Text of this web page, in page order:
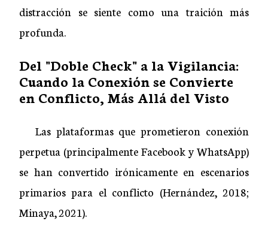
distracción se siente como una traición más
profunda.
Del "Doble Check" a la Vigilancia:
Cuando la Conexión se Convierte
en Conflicto, Más Allá del Visto
Las plataformas que prometieron conexión
perpetua (principalmente Facebook y WhatsApp)
se han convertido irónicamente en escenarios
primarios para el conflicto (Hernández, 2018;
Minaya, 2021).